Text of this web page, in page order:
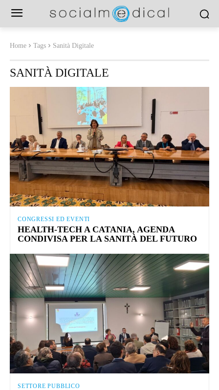
Home Tags Sanità Digitale
SANITÀ DIGITALE
CONGRESSI ED EVENTI
HEALTH-TECH A CATANIA, AGENDA
CONDIVISA PER LA SANITÀ DEL FUTURO
SETTORE PUBBLICO